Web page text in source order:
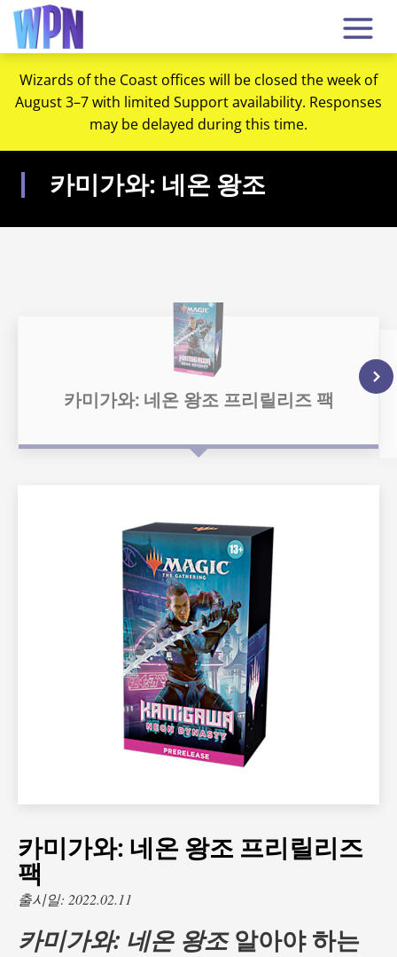
Wizards of the Coast offices will be closed the week of
August 3–7 with limited Support availability. Responses
may be delayed during this time.
카미가와: 네온 왕조
카미가와: 네온 왕조 프리릴리즈 팩
카미가와: 네온 왕조 프리릴리즈
팩
출시일: 2022.02.11
카미가와: 네온 왕조알아야 하는